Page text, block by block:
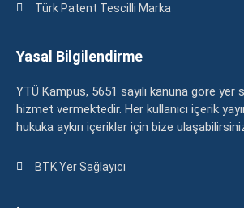
Türk Patent Tescilli Marka
Yasal Bilgilendirme
YTÜ Kampüs, 5651 sayılı kanuna göre yer
hizmet vermektedir. Her kullanıcı içerik
hukuka aykırı içerikler için bize
BTK Yer Sağlayıcı